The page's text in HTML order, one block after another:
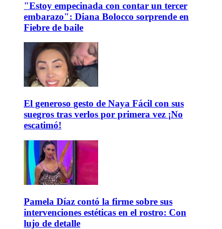
"Estoy empecinada con contar un tercer
embarazo": Diana Bolocco sorprende en
Fiebre de baile
El generoso gesto de Naya Fácil con sus
suegros tras verlos por primera vez ¡No
escatimó!
Pamela Díaz contó la firme sobre sus
intervenciones estéticas en el rostro: Con
lujo de detalle